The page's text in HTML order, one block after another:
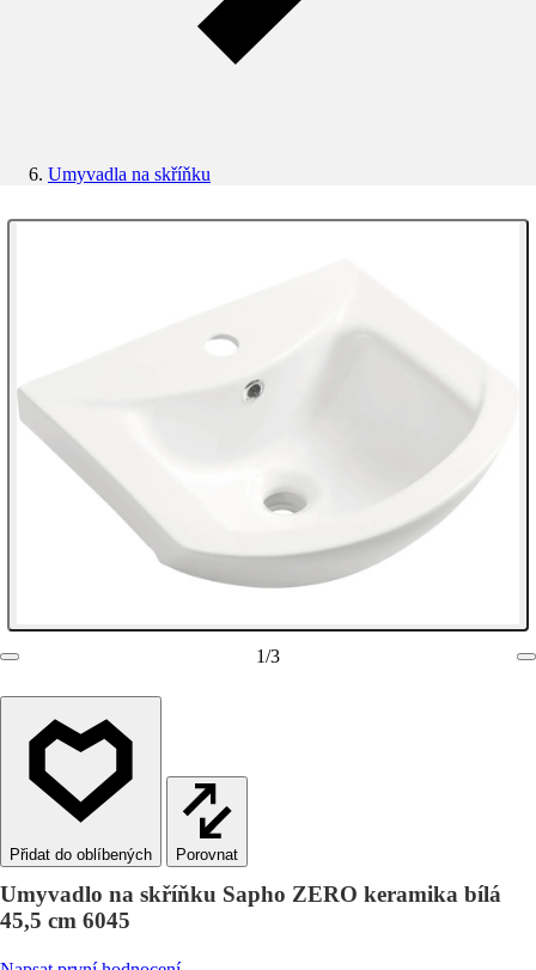
Umyvadla na skříňku
1/3
Porovnat
Umyvadlo na skříňku Sapho ZERO keramika bílá
45,5 cm 6045